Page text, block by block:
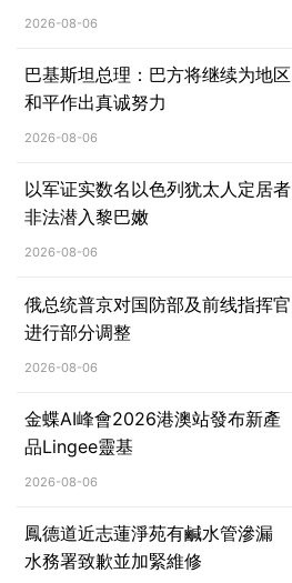
2026-08-06
巴基斯坦总理：巴方将继续为地区
和平作出真诚努力
2026-08-06
以军证实数名以色列犹太人定居者
非法潜入黎巴嫩
2026-08-06
俄总统普京对国防部及前线指挥官
进行部分调整
2026-08-06
金蝶AI峰會2026港澳站發布新產
品Lingee靈基
2026-08-06
鳳德道近志蓮淨苑有鹹水管滲漏
水務署致歉並加緊維修